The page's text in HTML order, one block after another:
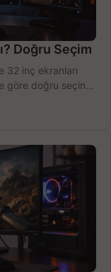
Doğru Seçim
32 inç ekranları
göre doğru seçin,